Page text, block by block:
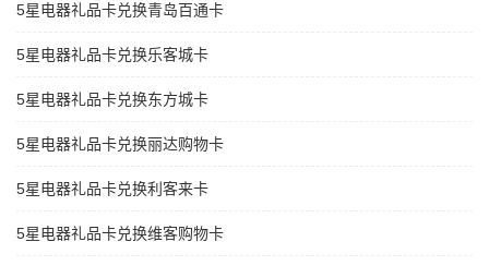
5星电器礼品卡兑换青岛百通卡
5星电器礼品卡兑换乐客城卡
5星电器礼品卡兑换东方城卡
5星电器礼品卡兑换丽达购物卡
5星电器礼品卡兑换利客来卡
5星电器礼品卡兑换维客购物卡